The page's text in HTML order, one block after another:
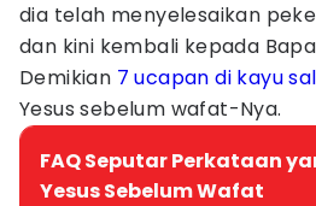
dia telah menyelesaikan
dan kini kembali kepada
Demikian 7 ucapan di kayu
Yesus sebelum wafat-Nya.
FAQ Seputar Perkataan
Yesus Sebelum Wafat